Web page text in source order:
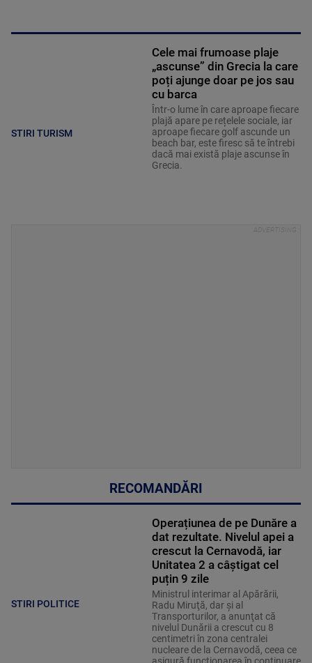
STIRI TURISM
Cele mai frumoase plaje
„ascunse” din Grecia la care
poți ajunge doar pe jos sau
cu barca
Într-o lume în care aproape fiecare
plajă apare pe rețelele sociale, iar
aproape fiecare golf ascunde un
beach bar, este firesc să te întrebi
dacă mai există plaje ascunse în
Grecia.
RECOMANDĂRI
STIRI POLITICE
Operațiunea de pe Dunăre a
dat rezultate. Nivelul apei a
crescut la Cernavodă, iar
Unitatea 2 a câștigat cel
puțin 9 zile
Ministrul interimar al Apărării,
Radu Miruţă, dar şi al
Transporturilor, a anunţat că
nivelul Dunării a crescut cu 8
centimetri în zona centralei
nucleare de la Cernavodă, ceea ce